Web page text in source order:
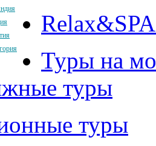
Туры на
туры
туры